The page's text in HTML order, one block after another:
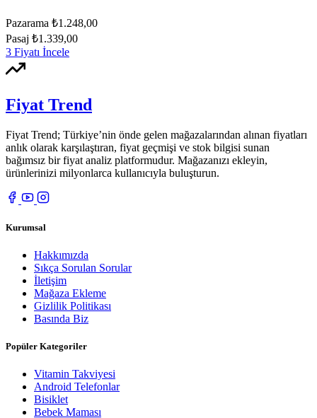
Pazarama ₺1.248,00
Pasaj ₺1.339,00
3 Fiyatı İncele
Fiyat Trend
Fiyat Trend; Türkiye’nin önde gelen mağazalarından alınan fiyatları
anlık olarak karşılaştıran, fiyat geçmişi ve stok bilgisi sunan
bağımsız bir fiyat analiz platformudur. Mağazanızı ekleyin,
ürünlerinizi milyonlarca kullanıcıyla buluşturun.
Kurumsal
Hakkımızda
Sıkça Sorulan Sorular
İletişim
Mağaza Ekleme
Gizlilik Politikası
Basında Biz
Popüler Kategoriler
Vitamin Takviyesi
Android Telefonlar
Bisiklet
Bebek Maması